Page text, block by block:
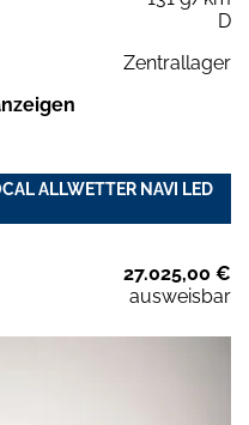
D
Zentrallager
ALLWETTER NAVI LED
27.025,00 €
ausweisbar